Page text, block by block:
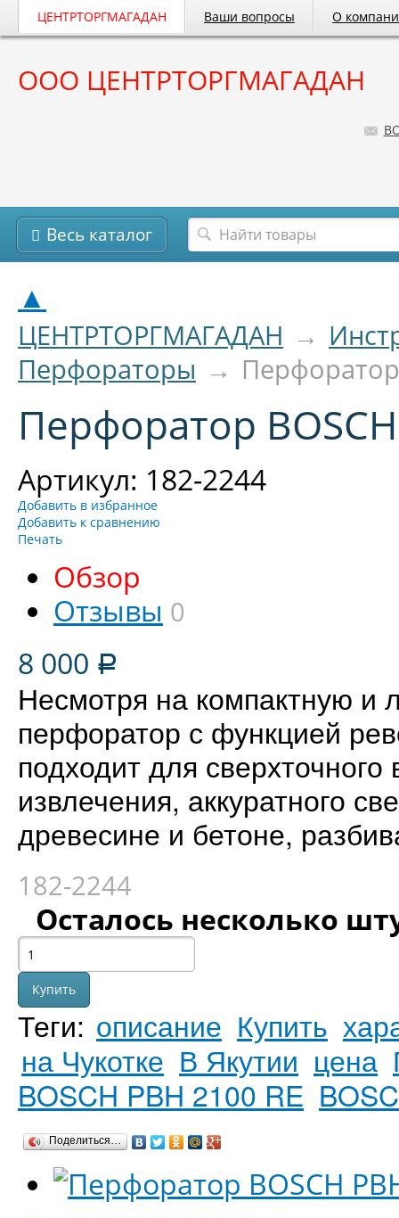
ЦЕНТРТОРГМАГАДАН Ваши вопросы О
ООО ЦЕНТРТОРГМАГАДАН
Весь каталог
▲
ЦЕНТРТОРГМАГАДАН →
Перфораторы → Перфоратор
Перфоратор
Артикул: 182-2244
Добавить в избранное
Добавить к сравнению
Печать
Обзор
Отзывы 0
8 000 Р
Несмотря на компактную и
перфоратор с функцией
подходит для
извлечения, аккуратного
древесине и бетоне,
182-2244
Осталось несколько
Теги: описание Купить
на Чукотке В Якутии цена
BOSCH PBH 2100 RE
Поделиться…